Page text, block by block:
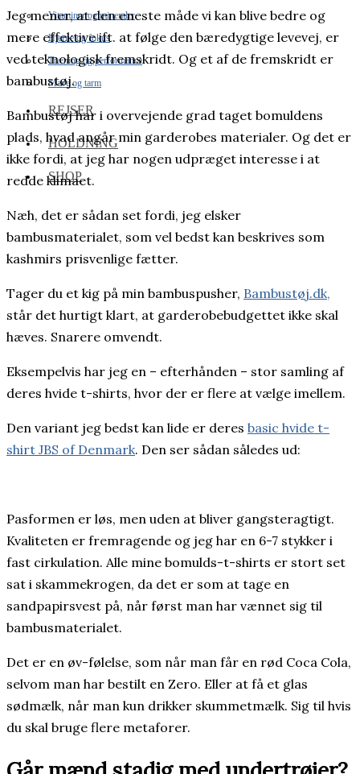
Vitaminer og mineraler
Hjerne og fokus
Træning og performance
Mave og tarm
REJSER
HOLDNING
SHOP
Jeg mener, at den eneste måde vi kan blive bedre og
mere effektive ift. at følge den bæredygtige levevej, er
ved teknologisk fremskridt. Og et af de fremskridt er
bambustøj.
Bambustøj har i overvejende grad taget bomuldens
plads, hvad angår min garderobes materialer. Og det er
ikke fordi, at jeg har nogen udpræget interesse i at
redde klimaet.
Næh, det er sådan set fordi, jeg elsker
bambusmaterialet, som vel bedst kan beskrives som
kashmirs prisvenlige fætter.
Tager du et kig på min bambuspusher, Bambustøj.dk,
står det hurtigt klart, at garderobebudgettet ikke skal
hæves. Snarere omvendt.
Eksempelvis har jeg en – efterhånden – stor samling af
deres hvide t-shirts, hvor der er flere at vælge imellem.
Den variant jeg bedst kan lide er deres basic hvide t-
shirt JBS of Denmark. Den ser sådan således ud:
Pasformen er løs, men uden at bliver gangsteragtigt.
Kvaliteten er fremragende og jeg har en 6-7 stykker i
fast cirkulation. Alle mine bomulds-t-shirts er stort set
sat i skammekrogen, da det er som at tage en
sandpapirsvest på, når først man har vænnet sig til
bambusmaterialet.
Det er en øv-følelse, som når man får en rød Coca Cola,
selvom man har bestilt en Zero. Eller at få et glas
sødmælk, når man kun drikker skummetmælk. Sig til hvis
du skal bruge flere metaforer.